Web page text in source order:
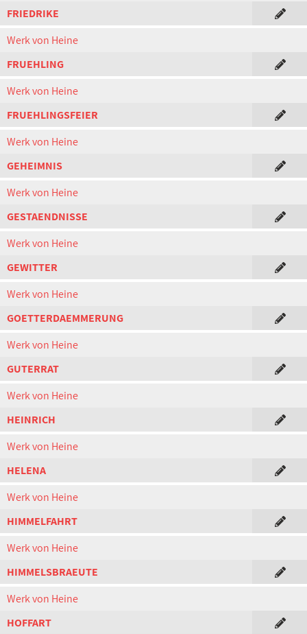
FRIEDRIKE
Werk von Heine
FRUEHLING
Werk von Heine
FRUEHLINGSFEIER
Werk von Heine
GEHEIMNIS
Werk von Heine
GESTAENDNISSE
Werk von Heine
GEWITTER
Werk von Heine
GOETTERDAEMMERUNG
Werk von Heine
GUTERRAT
Werk von Heine
HEINRICH
Werk von Heine
HELENA
Werk von Heine
HIMMELFAHRT
Werk von Heine
HIMMELSBRAEUTE
Werk von Heine
HOFFART